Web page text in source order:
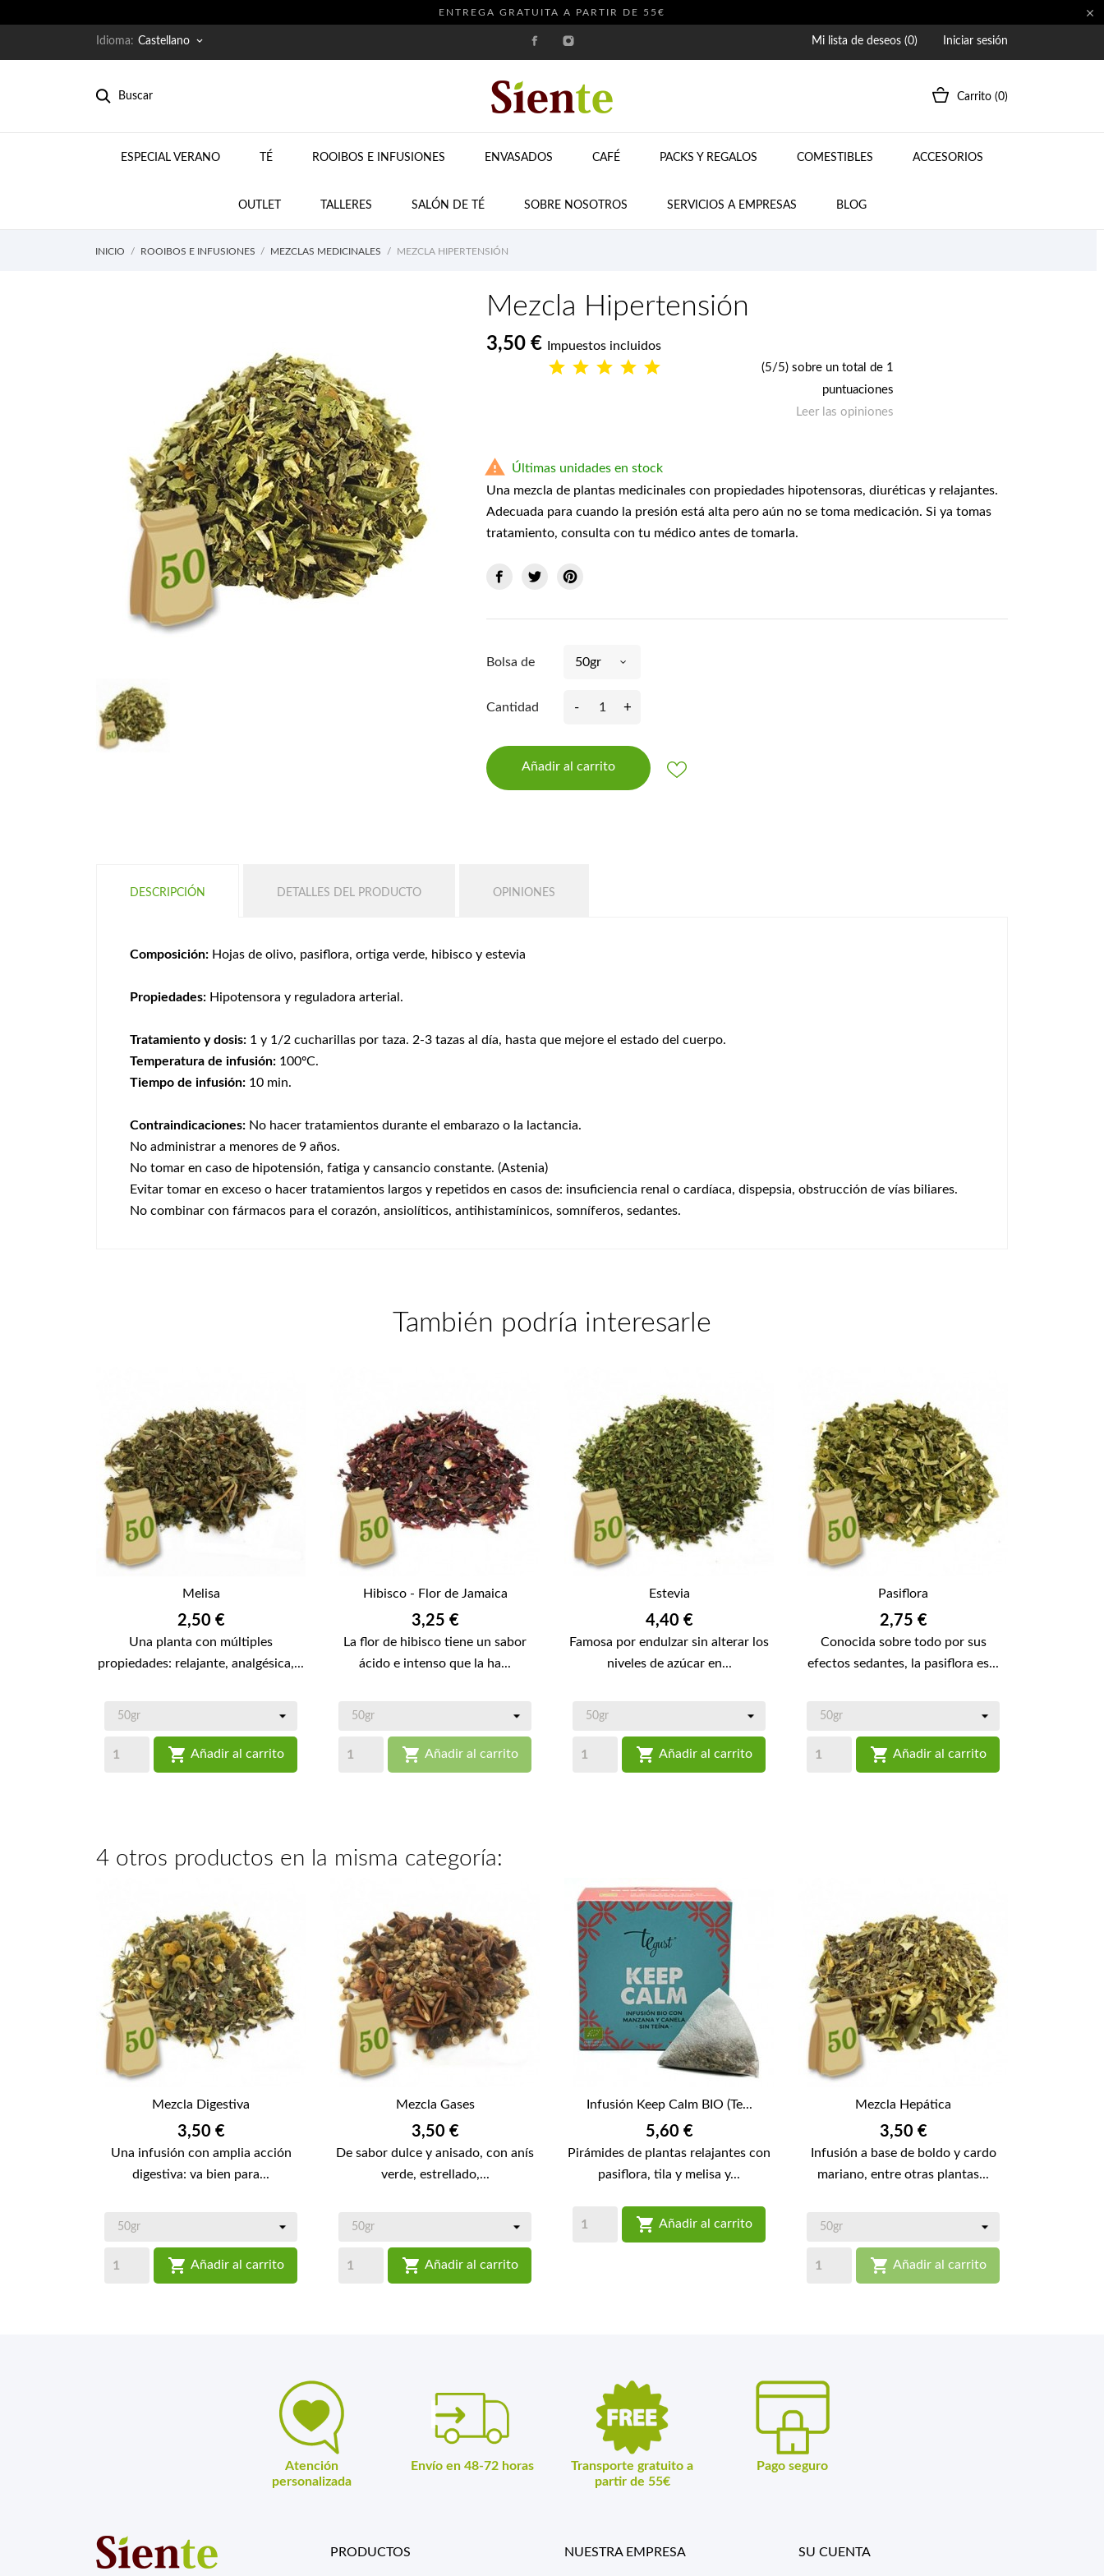
ENTREGA GRATUITA A PARTIR DE 55€ 
Idioma: Castellano keyboard_arrow_down Mi lista de deseos (0) Iniciar sesión
Buscar Carrito (0)
ESPECIAL VERANO TÉ ROOIBOS E INFUSIONES ENVASADOS CAFÉ PACKS Y REGALOS COMESTIBLES ACCESORIOS
OUTLET TALLERES SALÓN DE TÉ SOBRE NOSOTROS SERVICIOS A EMPRESAS BLOG
INICIO ROOIBOS E INFUSIONES MEZCLAS MEDICINALES MEZCLA HIPERTENSIÓN
Mezcla Hipertensión
3,50 € Impuestos incluidos
(5/5) sobre un total de 1
puntuaciones
Leer las opiniones

Últimas unidades en stock
Una mezcla de plantas medicinales con propiedades hipotensoras, diuréticas y relajantes.
Adecuada para cuando la presión está alta pero aún no se toma medicación. Si ya tomas
tratamiento, consulta con tu médico antes de tomarla.
Bolsa de
Cantidad - +
Añadir al carrito
DESCRIPCIÓN DETALLES DEL PRODUCTO OPINIONES
Composición: Hojas de olivo, pasiflora, ortiga verde, hibisco y estevia
Propiedades: Hipotensora y reguladora arterial.
Tratamiento y dosis: 1 y 1/2 cucharillas por taza. 2-3 tazas al día, hasta que mejore el estado del cuerpo.
Temperatura de infusión: 100ºC.
Tiempo de infusión: 10 min.
Contraindicaciones: No hacer tratamientos durante el embarazo o la lactancia.
No administrar a menores de 9 años.
No tomar en caso de hipotensión, fatiga y cansancio constante. (Astenia)
Evitar tomar en exceso o hacer tratamientos largos y repetidos en casos de: insuficiencia renal o cardíaca, dispepsia, obstrucción de vías biliares.
No combinar con fármacos para el corazón, ansiolíticos, antihistamínicos, somníferos, sedantes.
También podría interesarle
Melisa
Precio
2,50 €
Una planta con múltiples
propiedades: relajante, analgésica,...
 Añadir al carrito
Hibisco - Flor de Jamaica
Precio
3,25 €
La flor de hibisco tiene un sabor
ácido e intenso que la ha...
 Añadir al carrito
Estevia
Precio
4,40 €
Famosa por endulzar sin alterar los
niveles de azúcar en...
 Añadir al carrito
Pasiflora
Precio
2,75 €
Conocida sobre todo por sus
efectos sedantes, la pasiflora es...
 Añadir al carrito
4 otros productos en la misma categoría:
Mezcla Digestiva
Precio
3,50 €
Una infusión con amplia acción
digestiva: va bien para...
 Añadir al carrito
Mezcla Gases
Precio
3,50 €
De sabor dulce y anisado, con anís
verde, estrellado,...
 Añadir al carrito
Infusión Keep Calm BIO (Te...
Precio
5,60 €
Pirámides de plantas relajantes con
pasiflora, tila y melisa y...
 Añadir al carrito
Mezcla Hepática
Precio
3,50 €
Infusión a base de boldo y cardo
mariano, entre otras plantas...
 Añadir al carrito
Atención
personalizada
Envío en 48-72 horas
Transporte gratuito a
partir de 55€
Pago seguro
PRODUCTOS NUESTRA EMPRESA SU CUENTA